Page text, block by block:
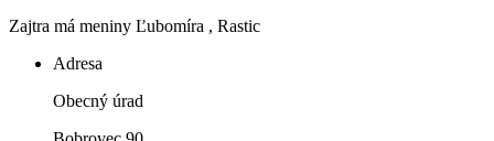
Zajtra má meniny Ľubomíra , Rastic
Adresa
Obecný úrad